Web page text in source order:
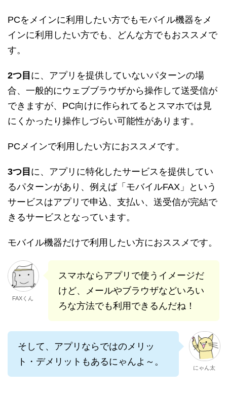
PCをメインに利用したい方でもモバイル機器をメ
インに利用したい方でも、どんな方でもおススメで
す。
2つ目 に、アプリを提供していないパターンの場
合、一般的にウェブブラウザから操作して送受信が
できますが、PC向けに作られてるとスマホでは見
にくかったり操作しづらい可能性があります。
PCメインで利用したい方におススメです。
3つ目 に、アプリに特化したサービスを提供してい
るパターンがあり、例えば「モバイルFAX」という
サービスはアプリで申込、支払い、送受信が完結で
きるサービスとなっています。
モバイル機器だけで利用したい方におススメです。
FAXくん
スマホならアプリで使うイメージだ
けど、メールやブラウザなどいろい
ろな方法でも利用できるんだね！
そして、アプリならではのメリッ
ト・デメリットもあるにゃんよ～。
にゃん太